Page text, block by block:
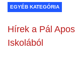
EGYÉB KATEGÓRIA
Hírek a Pál
Iskolából